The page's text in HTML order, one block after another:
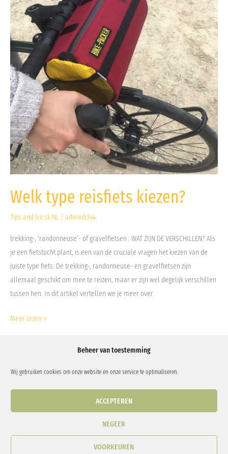
Beheer van toestemming
Wij gebruiken cookies om onze website en onze service te optimaliseren.
ACCEPTEREN
NEGEER
VOORKEUREN
Welk type reisfiets kiezen?
Tips and tricsk NL / admin8344
trekking-, ‘randonneuse’- of gravelfietsen : WAT ZIJN DE VERSCHILLEN? Als
je een fietstocht plant, is een van de cruciale vragen het kiezen van de
juiste type fiets. De trekking-, randonneuse- en gravelfietsen zijn
allemaal geschikt om mee te reizen, maar er zijn wel degelijk verschillen
tussen hen. In dit artikel vertellen we je meer over
Meer lezen »
| Email:info@bike-packer.be
n°0759.862.069
Bike-Packer Blog Onze tours Diensten
Contact & FAQ
Privacybeleid
Cookiebeleid (EU)